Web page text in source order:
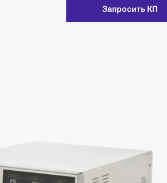
Запросить КП